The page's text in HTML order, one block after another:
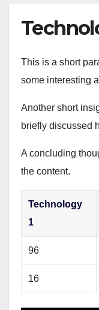
This is a short
some interesting
Another short
briefly discussed
A concluding
the content.
Technology
1
96
16